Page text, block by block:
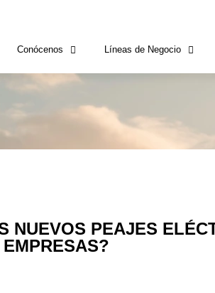
Conócenos Líneas de Negocio
NUEVOS PEAJES